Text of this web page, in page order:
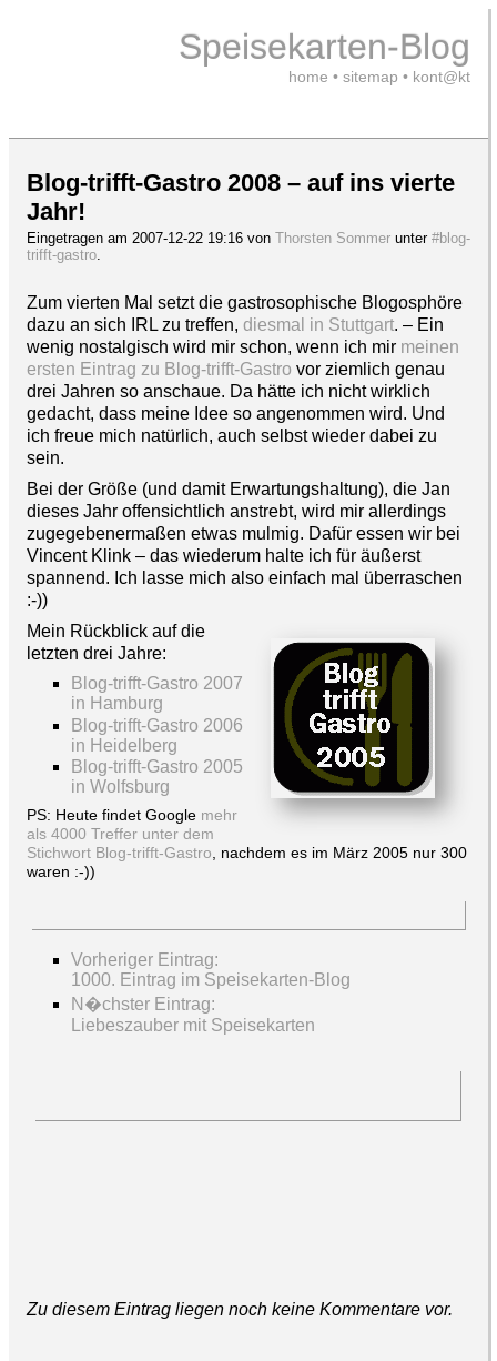
Speisekarten-Blog
home • sitemap • kont@kt
Blog-trifft-Gastro 2008 – auf ins vierte
Jahr!
Eingetragen am 2007-12-22 19:16 von Thorsten Sommer unter #blog-
trifft-gastro.
Zum vierten Mal setzt die gastrosophische Blogosphöre
dazu an sich IRL zu treffen, diesmal in Stuttgart. – Ein
wenig nostalgisch wird mir schon, wenn ich mir meinen
ersten Eintrag zu Blog-trifft-Gastro vor ziemlich genau
drei Jahren so anschaue. Da hätte ich nicht wirklich
gedacht, dass meine Idee so angenommen wird. Und
ich freue mich natürlich, auch selbst wieder dabei zu
sein.
Bei der Größe (und damit Erwartungshaltung), die Jan
dieses Jahr offensichtlich anstrebt, wird mir allerdings
zugegebenermaßen etwas mulmig. Dafür essen wir bei
Vincent Klink – das wiederum halte ich für äußerst
spannend. Ich lasse mich also einfach mal überraschen
:-))
Mein Rückblick auf die
letzten drei Jahre:
Blog-trifft-Gastro 2007
in Hamburg
Blog-trifft-Gastro 2006
in Heidelberg
Blog-trifft-Gastro 2005
in Wolfsburg
PS: Heute findet Google mehr
als 4000 Treffer unter dem
Stichwort Blog-trifft-Gastro, nachdem es im März 2005 nur 300
waren :-))
Vorheriger Eintrag:
1000. Eintrag im Speisekarten-Blog
N�chster Eintrag:
Liebeszauber mit Speisekarten
Zu diesem Eintrag liegen noch keine Kommentare vor.